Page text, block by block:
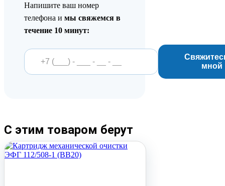
Напишите ваш номер
телефона и мы свяжемся в
течение 10 минут:
мной
С этим товаром берут